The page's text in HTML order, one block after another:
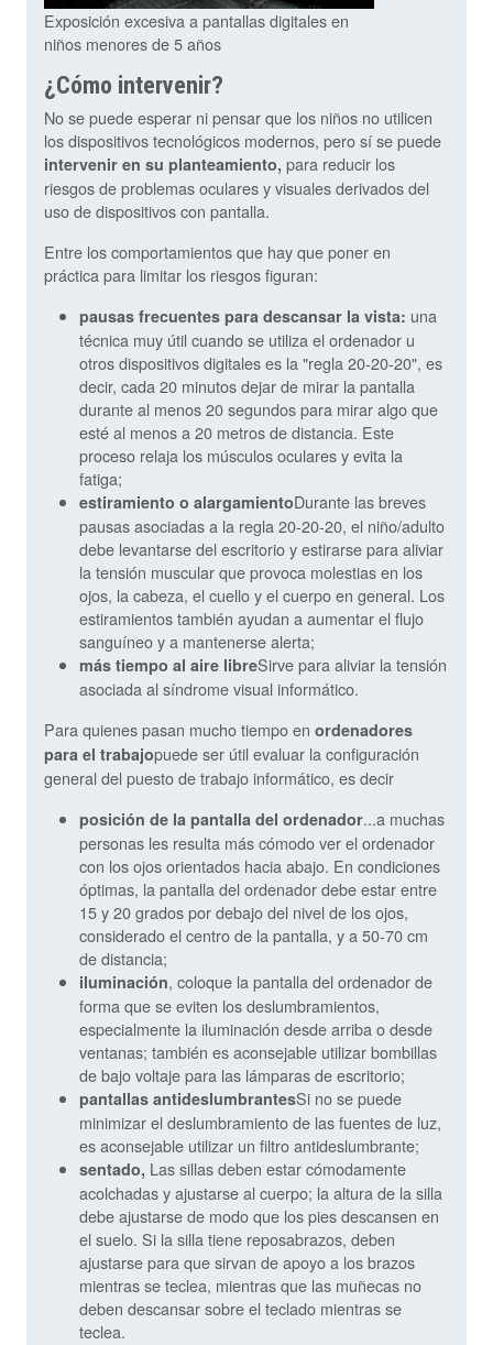
Exposición excesiva a pantallas digitales en
niños menores de 5 años
¿Cómo intervenir?
No se puede esperar ni pensar que los niños no utilicen
los dispositivos tecnológicos modernos, pero sí se puede
intervenir en su planteamiento, para reducir los
riesgos de problemas oculares y visuales derivados del
uso de dispositivos con pantalla.
Entre los comportamientos que hay que poner en
práctica para limitar los riesgos figuran:
pausas frecuentes para descansar la vista: una
técnica muy útil cuando se utiliza el ordenador u
otros dispositivos digitales es la "regla 20-20-20", es
decir, cada 20 minutos dejar de mirar la pantalla
durante al menos 20 segundos para mirar algo que
esté al menos a 20 metros de distancia. Este
proceso relaja los músculos oculares y evita la
fatiga;
estiramiento o alargamientoDurante las breves
pausas asociadas a la regla 20-20-20, el niño/adulto
debe levantarse del escritorio y estirarse para aliviar
la tensión muscular que provoca molestias en los
ojos, la cabeza, el cuello y el cuerpo en general. Los
estiramientos también ayudan a aumentar el flujo
sanguíneo y a mantenerse alerta;
más tiempo al aire libreSirve para aliviar la tensión
asociada al síndrome visual informático.
Para quienes pasan mucho tiempo en ordenadores
para el trabajopuede ser útil evaluar la configuración
general del puesto de trabajo informático, es decir
posición de la pantalla del ordenador...a muchas
personas les resulta más cómodo ver el ordenador
con los ojos orientados hacia abajo. En condiciones
óptimas, la pantalla del ordenador debe estar entre
15 y 20 grados por debajo del nivel de los ojos,
considerado el centro de la pantalla, y a 50-70 cm
de distancia;
iluminación, coloque la pantalla del ordenador de
forma que se eviten los deslumbramientos,
especialmente la iluminación desde arriba o desde
ventanas; también es aconsejable utilizar bombillas
de bajo voltaje para las lámparas de escritorio;
pantallas antideslumbrantesSi no se puede
minimizar el deslumbramiento de las fuentes de luz,
es aconsejable utilizar un filtro antideslumbrante;
sentado, Las sillas deben estar cómodamente
acolchadas y ajustarse al cuerpo; la altura de la silla
debe ajustarse de modo que los pies descansen en
el suelo. Si la silla tiene reposabrazos, deben
ajustarse para que sirvan de apoyo a los brazos
mientras se teclea, mientras que las muñecas no
deben descansar sobre el teclado mientras se
teclea.